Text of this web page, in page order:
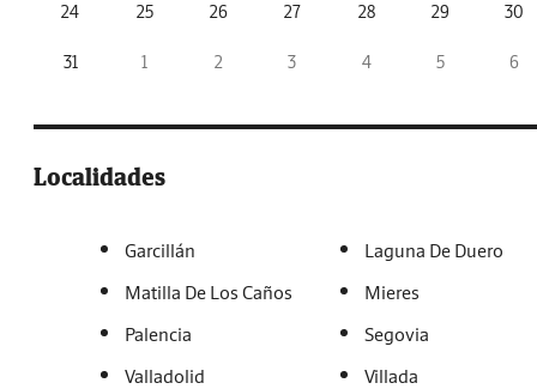
24 25 26 27 28 29 30
31 1 2 3 4 5 6
Localidades
Garcillán
Laguna De Duero
Matilla De Los Caños
Mieres
Palencia
Segovia
Valladolid
Villada